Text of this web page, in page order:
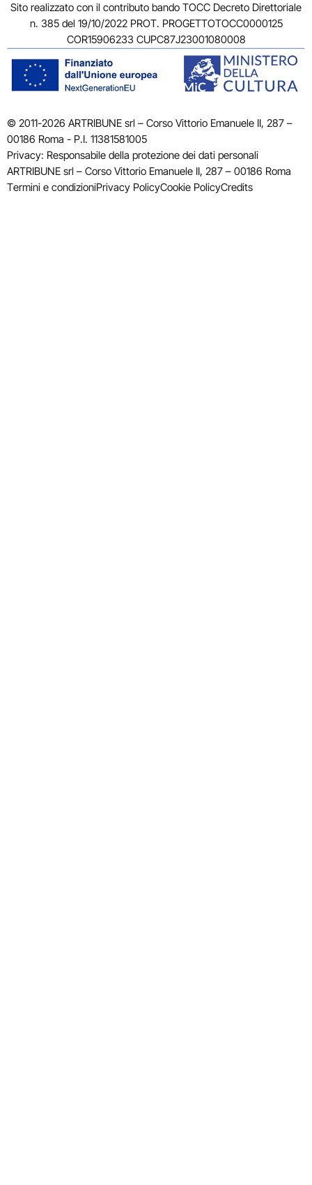
Sito realizzato con il contributo bando TOCC Decreto Direttoriale
n. 385 del 19/10/2022 PROT. PROGETTOTOCC0000125
COR15906233 CUPC87J23001080008
© 2011-2026 ARTRIBUNE srl – Corso Vittorio Emanuele II, 287 –
00186 Roma - P.I. 11381581005
Privacy: Responsabile della protezione dei dati personali
ARTRIBUNE srl – Corso Vittorio Emanuele II, 287 – 00186 Roma
Termini e condizioniPrivacy PolicyCookie PolicyCredits